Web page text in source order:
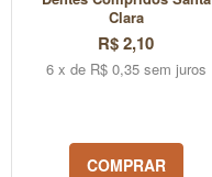
Clara
R$ 2,10
6 x de R$ 0,35 sem juros
COMPRAR